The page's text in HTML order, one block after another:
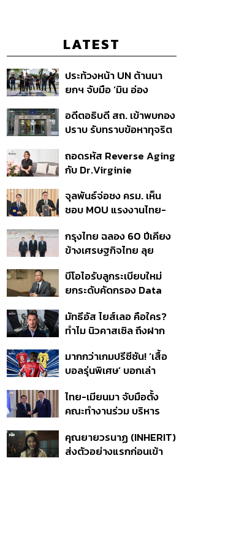
LATEST
ประท้วงหน้า UN ต้านนา
ยกฯ จับมือ ‘มิน อ่อง
ตัดท่อน้ำเลี้ยงกองทัพเมีย
นมา
อดีตอธิบดี สถ. เข้าพบกอง
ปราบ รับทราบข้อหาทุจริต
กล่าวหา-เตรียมสู้คดีในชั้น
ศาล
ถอดรหัส Reverse Aging
กับ Dr.Virginie
วิทยาศาสตร์ความงามจาก
Dior
จุลพันธ์จ่อชง ครม. เห็น
ชอบ MOU แรงงานไทย-
รองรับอุตสาหกรรม ดึง
กลุ่มแม่บ้าน-งานอิสระเข้า
กรุงไทย ฉลอง 60 ปีเคียง
ข้างเศรษฐกิจไทย ลุย
Driven ขับเคลื่อน
ยุทธศาสตร์ความยั่งยืน
บีโอไอรับลูกระเบียบใหม่
ยกระดับคัดกรอง Data
ไฟ-น้ำอัตราพิเศษ พร้อม
กางแผนยึดประโยชน์
มัทธีอัส ไยส์เลอ คือใคร?
ทำไม นิวคาสเซิล ถึงฝาก
มากกว่าเกมปรีซีซัน! ‘เสื้อ
บอลรุ่นพิเศษ’ บอกเล่า
ไทย-เมียนมา จับมือตั้ง
คณะทำงานร่วม บริหาร
พรมแดน ชูเป้าหมายสิ่ง
แวดล้อมยั่งยืน
คุณยายวรนาฏ (INHERIT)
ส่งตัวอย่างแรกก่อนเข้า